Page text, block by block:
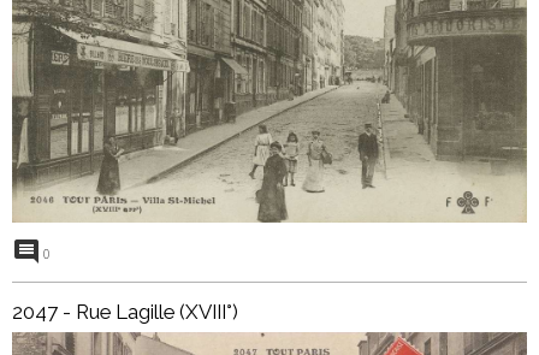
0
2047 - Rue Lagille (XVIII°)